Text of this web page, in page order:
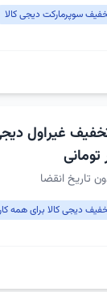
سوپرمارکت دیجی کالا
تومانی
تاریخ انقضا
دیجی کالا برای همه